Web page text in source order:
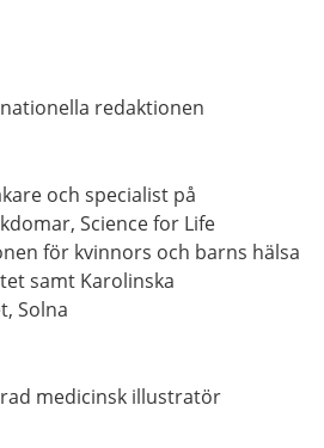
nationella redaktionen
och specialist på
Science for Life
för kvinnors och barns hälsa
samt Karolinska
Solna
medicinsk illustratör